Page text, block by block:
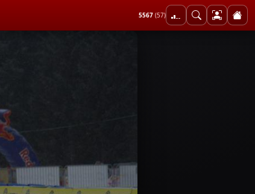
5567 (57)